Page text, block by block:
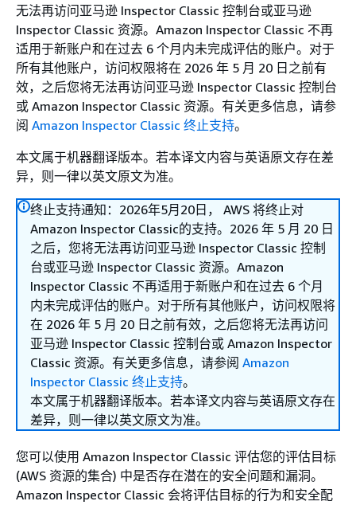
无法再访问亚马逊 Inspector Classic 控制台或亚马逊
Inspector Classic 资源。Amazon Inspector Classic 不再
适用于新账户和在过去 6 个月内未完成评估的账户。对于
所有其他账户，访问权限将在 2026 年 5 月 20 日之前有
效，之后您将无法再访问亚马逊 Inspector Classic 控制台
或 Amazon Inspector Classic 资源。有关更多信息，请参
阅 Amazon Inspector Classic 终止支持。
本文属于机器翻译版本。若本译文内容与英语原文存在差
异，则一律以英文原文为准。
终止支持通知：2026年5月20日， AWS 将终止对
Amazon Inspector Classic的支持。2026 年 5 月 20 日
之后，您将无法再访问亚马逊 Inspector Classic 控制
台或亚马逊 Inspector Classic 资源。Amazon
Inspector Classic 不再适用于新账户和在过去 6 个月
内未完成评估的账户。对于所有其他账户，访问权限将
在 2026 年 5 月 20 日之前有效，之后您将无法再访问
亚马逊 Inspector Classic 控制台或 Amazon Inspector
Classic 资源。有关更多信息，请参阅 Amazon
Inspector Classic 终止支持。
本文属于机器翻译版本。若本译文内容与英语原文存在
差异，则一律以英文原文为准。
您可以使用 Amazon Inspector Classic 评估您的评估目标
(AWS 资源的集合) 中是否存在潜在的安全问题和漏洞。
Amazon Inspector Classic 会将评估目标的行为和安全配